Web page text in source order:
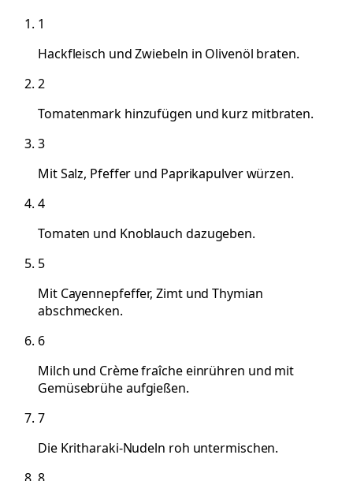
1
Hackfleisch und Zwiebeln in Olivenöl braten.
2
Tomatenmark hinzufügen und kurz mitbraten.
3
Mit Salz, Pfeffer und Paprikapulver würzen.
4
Tomaten und Knoblauch dazugeben.
5
Mit Cayennepfeffer, Zimt und Thymian
abschmecken.
6
Milch und Crème fraîche einrühren und mit
Gemüsebrühe aufgießen.
7
Die Kritharaki-Nudeln roh untermischen.
8